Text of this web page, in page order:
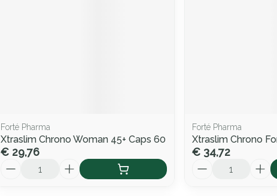
Forté Pharma
Xtraslim Chrono Woman 45+ Caps 60
€ 29,76
Forté Pharma
Xtraslim Chrono
€ 34,72